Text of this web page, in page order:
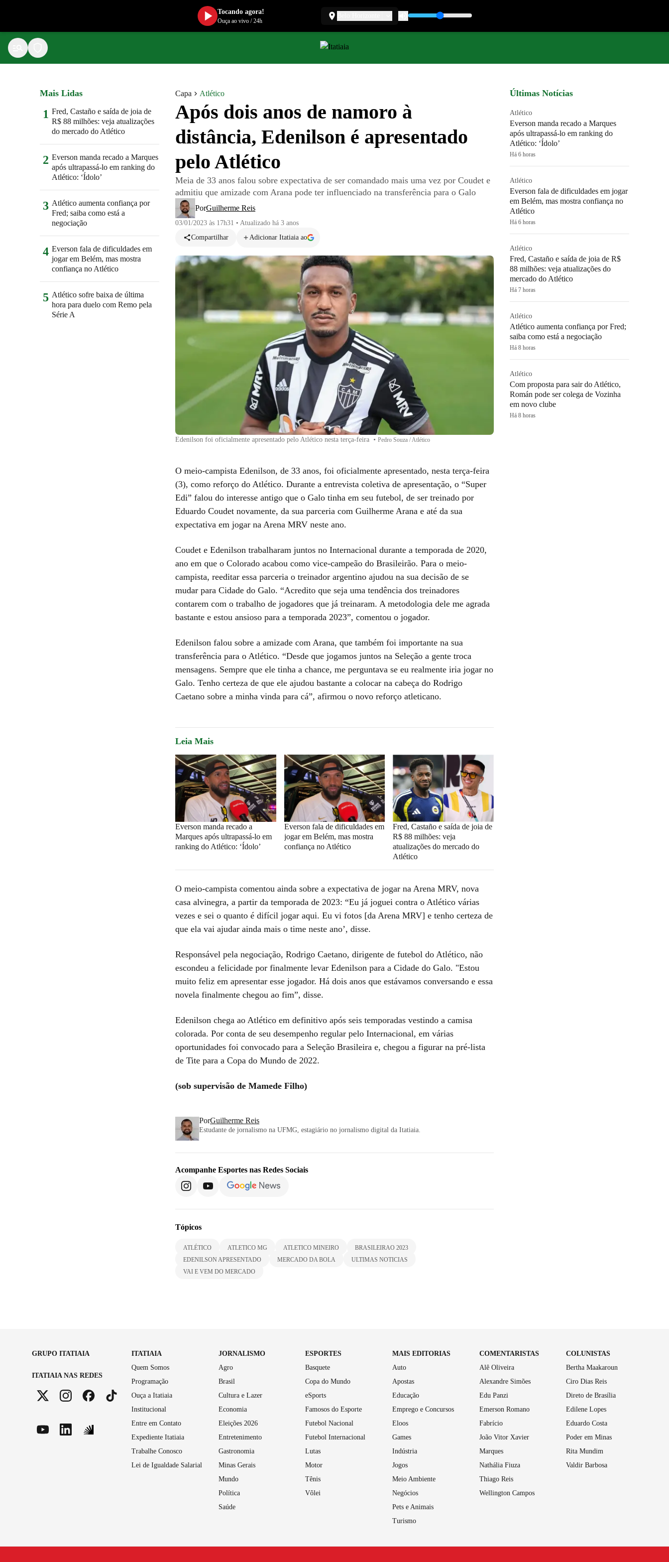
Capa Atlético
Após dois anos de namoro à
distância, Edenilson é apresentado
pelo Atlético
Meia de 33 anos falou sobre expectativa de ser comandado mais uma vez por Coudet e
admitiu que amizade com Arana pode ter influenciado na transferência para o Galo
PorGuilherme Reis
03/01/2023 às 17h31 • Atualizado há 3 anos
Compartilhar
Adicionar Itatiaia ao
Edenilson foi oficialmente apresentado pelo Atlético nesta terça-feira • Pedro Souza / Atlético
O meio-campista Edenilson, de 33 anos, foi oficialmente apresentado, nesta terça-feira
(3), como reforço do Atlético. Durante a entrevista coletiva de apresentação, o “Super
Edi” falou do interesse antigo que o Galo tinha em seu futebol, de ser treinado por
Eduardo Coudet novamente, da sua parceria com Guilherme Arana e até da sua
expectativa em jogar na Arena MRV neste ano.
Coudet e Edenilson trabalharam juntos no Internacional durante a temporada de 2020,
ano em que o Colorado acabou como vice-campeão do Brasileirão. Para o meio-
campista, reeditar essa parceria o treinador argentino ajudou na sua decisão de se
mudar para Cidade do Galo. “Acredito que seja uma tendência dos treinadores
contarem com o trabalho de jogadores que já treinaram. A metodologia dele me agrada
bastante e estou ansioso para a temporada 2023”, comentou o jogador.
Edenilson falou sobre a amizade com Arana, que também foi importante na sua
transferência para o Atlético. “Desde que jogamos juntos na Seleção a gente troca
mensagens. Sempre que ele tinha a chance, me perguntava se eu realmente iria jogar no
Galo. Tenho certeza de que ele ajudou bastante a colocar na cabeça do Rodrigo
Caetano sobre a minha vinda para cá”, afirmou o novo reforço atleticano.
Leia Mais
Everson manda recado a
Marques após ultrapassá-lo em
ranking do Atlético: ‘Ídolo’
Everson fala de dificuldades em
jogar em Belém, mas mostra
confiança no Atlético
Fred, Castaño e saída de joia de
R$ 88 milhões: veja
atualizações do mercado do
Atlético
O meio-campista comentou ainda sobre a expectativa de jogar na Arena MRV, nova
casa alvinegra, a partir da temporada de 2023: “Eu já joguei contra o Atlético várias
vezes e sei o quanto é difícil jogar aqui. Eu vi fotos [da Arena MRV] e tenho certeza de
que ela vai ajudar ainda mais o time neste ano’, disse.
Responsável pela negociação, Rodrigo Caetano, dirigente de futebol do Atlético, não
escondeu a felicidade por finalmente levar Edenilson para a Cidade do Galo. "Estou
muito feliz em apresentar esse jogador. Há dois anos que estávamos conversando e essa
novela finalmente chegou ao fim”, disse.
Edenilson chega ao Atlético em definitivo após seis temporadas vestindo a camisa
colorada. Por conta de seu desempenho regular pelo Internacional, em várias
oportunidades foi convocado para a Seleção Brasileira e, chegou a figurar na pré-lista
de Tite para a Copa do Mundo de 2022.
(sob supervisão de Mamede Filho)
PorGuilherme Reis
Estudante de jornalismo na UFMG, estagiário no jornalismo digital da Itatiaia.
Acompanhe Esportes nas Redes Sociais
Tópicos
ATLÉTICO ATLETICO MG ATLETICO MINEIRO
BRASILEIRAO 2023
EDENILSON APRESENTADO
MERCADO DA BOLA
ULTIMAS NOTICIAS
VAI E VEM DO MERCADO
Mais Lidas
1 Fred, Castaño e saída de joia de
R$ 88 milhões: veja atualizações
do mercado do Atlético
2 Everson manda recado a Marques
após ultrapassá-lo em ranking do
Atlético: ‘Ídolo’
3 Atlético aumenta confiança por
Fred; saiba como está a
negociação
4 Everson fala de dificuldades em
jogar em Belém, mas mostra
confiança no Atlético
5 Atlético sofre baixa de última
hora para duelo com Remo pela
Série A
Últimas Notícias
Atlético
Everson manda recado a Marques
após ultrapassá-lo em ranking do
Atlético: ‘Ídolo’
Há 6 horas
Atlético
Everson fala de dificuldades em jogar
em Belém, mas mostra confiança no
Atlético
Há 6 horas
Atlético
Fred, Castaño e saída de joia de R$
88 milhões: veja atualizações do
mercado do Atlético
Há 7 horas
Atlético
Atlético aumenta confiança por Fred;
saiba como está a negociação
Há 8 horas
Atlético
Com proposta para sair do Atlético,
Román pode ser colega de Vozinha
em novo clube
Há 8 horas
GRUPO ITATIAIA
ITATIAIA NAS REDES
ITATIAIA
Quem Somos
Programação
Ouça a Itatiaia
Institucional
Entre em Contato
Expediente Itatiaia
Trabalhe Conosco
Lei de Igualdade Salarial
JORNALISMO
Agro
Brasil
Cultura e Lazer
Economia
Eleições 2026
Entretenimento
Gastronomia
Minas Gerais
Mundo
Política
Saúde
ESPORTES
Basquete
Copa do Mundo
eSports
Famosos do Esporte
Futebol Nacional
Futebol Internacional
Lutas
Motor
Tênis
Vôlei
MAIS EDITORIAS
Auto
Apostas
Educação
Emprego e Concursos
Eloos
Games
Indústria
Jogos
Meio Ambiente
Negócios
Pets e Animais
Turismo
COMENTARISTAS
Alê Oliveira
Alexandre Simões
Edu Panzi
Emerson Romano
Fabrício
João Vitor Xavier
Marques
Nathália Fiuza
Thiago Reis
Wellington Campos
COLUNISTAS
Bertha Maakaroun
Ciro Dias Reis
Direto de Brasília
Edilene Lopes
Eduardo Costa
Poder em Minas
Rita Mundim
Valdir Barbosa
Tocando agora!
Ouça ao vivo/24h